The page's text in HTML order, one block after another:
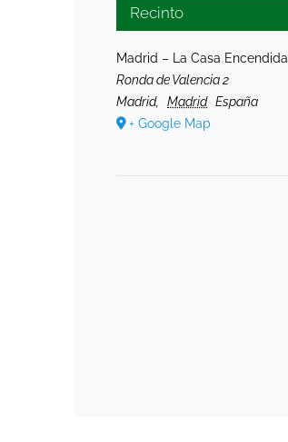
Recinto
Madrid – La Casa Encendida
Ronda de Valencia 2
Madrid, Madrid España
+ Google Map